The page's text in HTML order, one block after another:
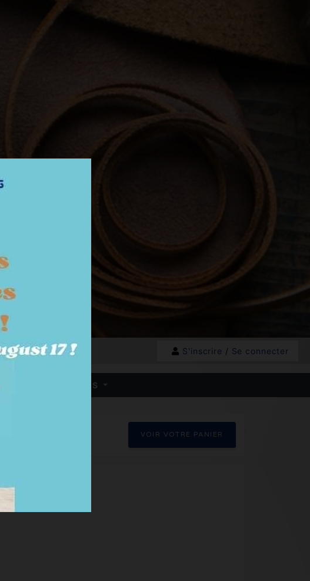
S'inscrire / Se connecter
JARDY HB - BOXES
VOIR VOTRE PANIER